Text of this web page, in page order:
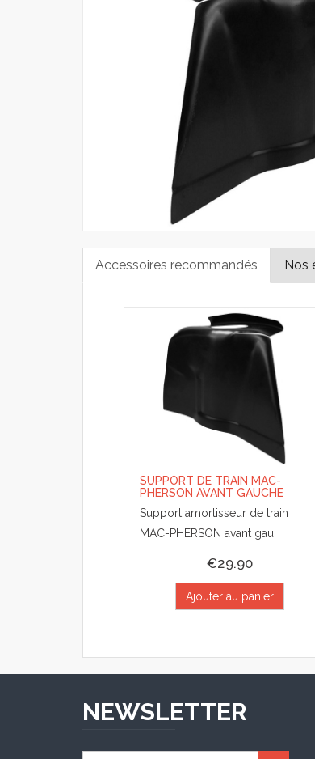
Accessoires recommandés Nos
SUPPORT DE TRAIN MAC-
PHERSON AVANT GAUCHE
Support amortisseur de train
MAC-PHERSON avant gau
€29.90
Ajouter au panier
NEWSLETTER